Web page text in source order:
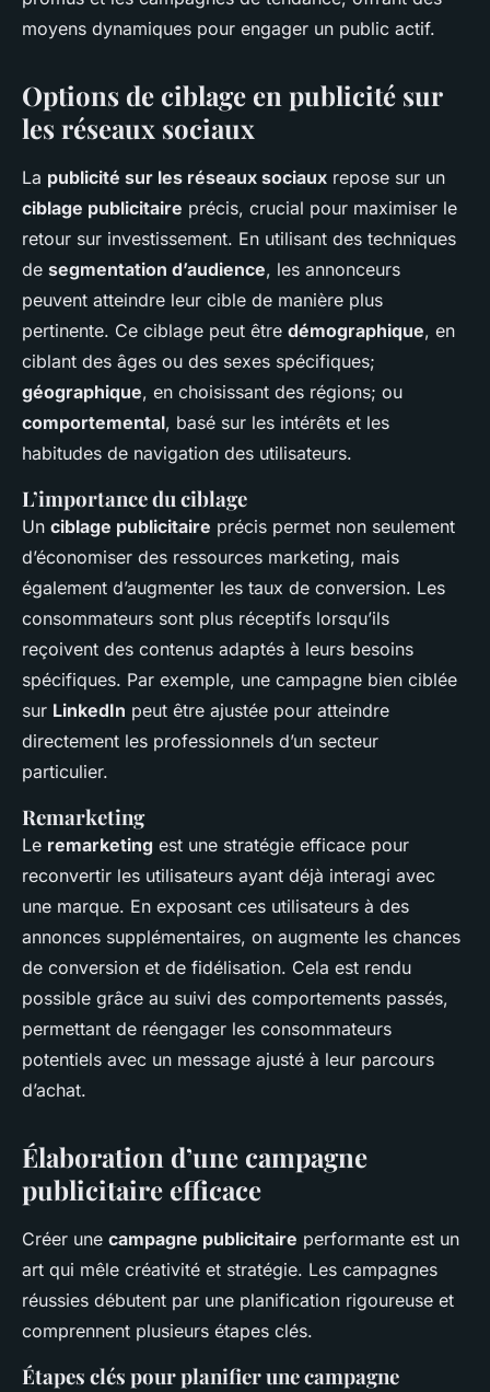
moyens dynamiques pour engager un public actif.
Options de ciblage en publicité sur
les réseaux sociaux
La publicité sur les réseaux sociaux repose sur un
ciblage publicitaire précis, crucial pour maximiser le
retour sur investissement. En utilisant des techniques
de segmentation d’audience, les annonceurs
peuvent atteindre leur cible de manière plus
pertinente. Ce ciblage peut être démographique, en
ciblant des âges ou des sexes spécifiques;
géographique, en choisissant des régions; ou
comportemental, basé sur les intérêts et les
habitudes de navigation des utilisateurs.
L’importance du ciblage
Un ciblage publicitaire précis permet non seulement
d’économiser des ressources marketing, mais
également d’augmenter les taux de conversion. Les
consommateurs sont plus réceptifs lorsqu’ils
reçoivent des contenus adaptés à leurs besoins
spécifiques. Par exemple, une campagne bien ciblée
sur LinkedIn peut être ajustée pour atteindre
directement les professionnels d’un secteur
particulier.
Remarketing
Le remarketing est une stratégie efficace pour
reconvertir les utilisateurs ayant déjà interagi avec
une marque. En exposant ces utilisateurs à des
annonces supplémentaires, on augmente les chances
de conversion et de fidélisation. Cela est rendu
possible grâce au suivi des comportements passés,
permettant de réengager les consommateurs
potentiels avec un message ajusté à leur parcours
d’achat.
Élaboration d’une campagne
publicitaire efficace
Créer une campagne publicitaire performante est un
art qui mêle créativité et stratégie. Les campagnes
réussies débutent par une planification rigoureuse et
comprennent plusieurs étapes clés.
Étapes clés pour planifier une campagne